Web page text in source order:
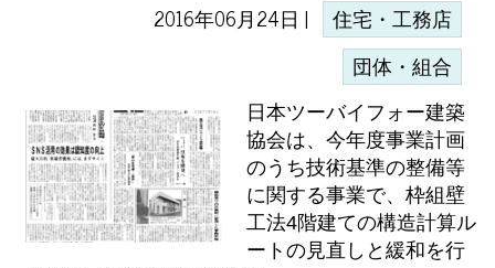
2016年06月24日 | 住宅・工務店
団体・組合
日本ツーバイフォー建築
協会は、今年度事業計画
のうち技術基準の整備等
に関する事業で、枠組壁
工法4階建ての構造計算ル
ートの見直しと緩和を行